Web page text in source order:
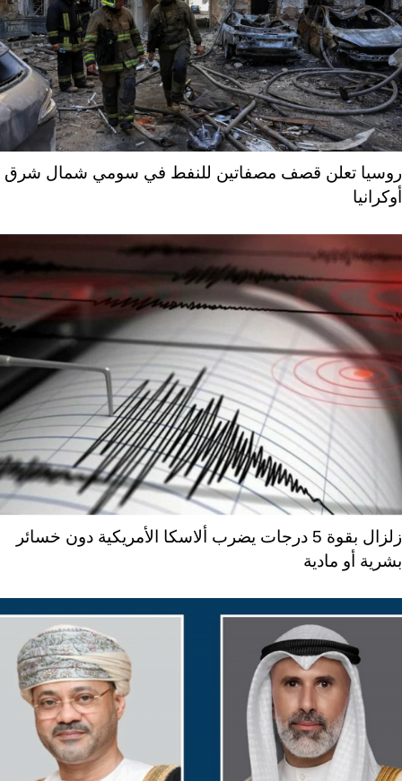
روسيا تعلن قصف مصفاتين للنفط في سومي شمال شرق
أوكرانيا
زلزال بقوة 5 درجات يضرب ألاسكا الأمريكية دون خسائر
بشرية أو مادية